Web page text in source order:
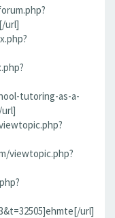
url]
tutoring-as-a-
viewtopic.php?
url]